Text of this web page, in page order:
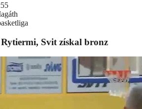
Svit získal bronz